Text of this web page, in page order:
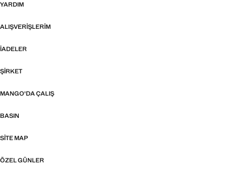
YARDIM
ALIŞVERIŞLERIM
İADELER
ŞIRKET
MANGO'DA ÇALIŞ
BASIN
SITE MAP
ÖZEL GÜNLER